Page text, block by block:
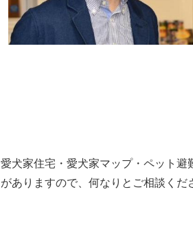
愛犬家住宅・愛犬家マップ・ペット
がありますので、何なりとご相談くだ